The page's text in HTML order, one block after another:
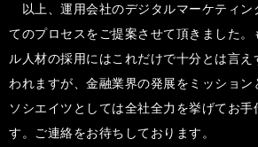
以上、運用会社のデジタルマーケティン
てのプロセスをご提案させて頂きました。
ル人材の採用にはこれだけで十分とは言
われますが、金融業界の発展をミッション
ソシエイツとしては全社全力を挙げてお
す。ご連絡をお待ちしております。